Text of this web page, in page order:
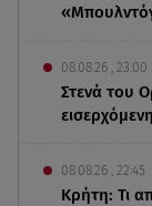
08.08.26 , 23:00
Στενά του
08.08.26 , 22:45
Κρήτη: Τι